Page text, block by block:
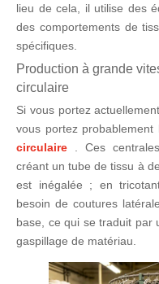
lieu de cela, il utilise des
des comportements de
spécifiques.
Production à grande
circulaire
Si vous portez
vous portez probablement
circulaire
. Ces
créant un tube de tissu à
est inégalée ; en
besoin de coutures
base, ce qui se traduit par
gaspillage de matériau.